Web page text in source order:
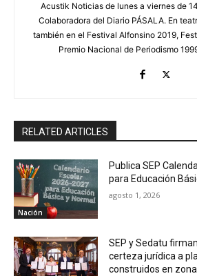
Acustik Noticias de lunes a viernes de
Colaboradora del Diario PÁSALA. En
también en el Festival Alfonsino 2019,
Premio Nacional de Periodismo
RELATED ARTICLES
Nación
Publica SEP
para Educación
agosto 1, 2026
SEP y Sedatu
certeza jurídica a
construidos en